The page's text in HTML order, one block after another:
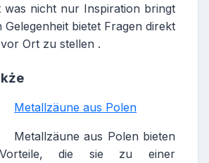
nicht nur Inspiration bringt
bietet Fragen direkt
Ort zu stellen .
Metallzäune aus Polen
Metallzäune aus Polen bieten
Vorteile, die sie zu einer